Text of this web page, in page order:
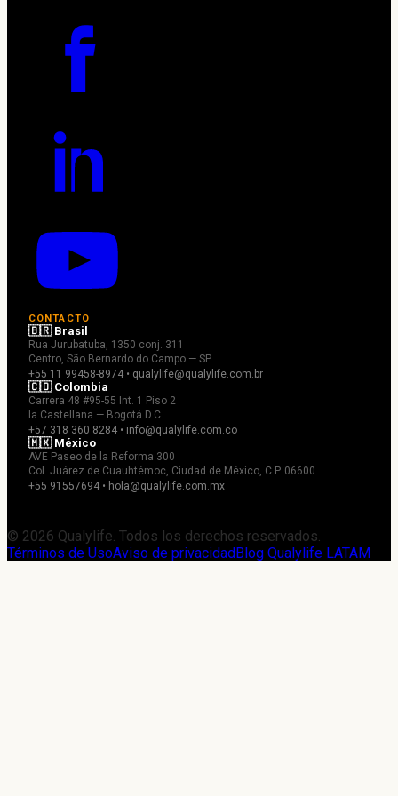
CONTACTO
🇧🇷 Brasil
Rua Jurubatuba, 1350 conj. 311
Centro, São Bernardo do Campo — SP
+55 11 99458-8974 • qualylife@qualylife.com.br
🇨🇴 Colombia
Carrera 48 #95-55 Int. 1 Piso 2
la Castellana — Bogotá D.C.
+57 318 360 8284 • info@qualylife.com.co
🇲🇽 México
AVE Paseo de la Reforma 300
Col. Juárez de Cuauhtémoc, Ciudad de México, C.P. 06600
+55 91557694 • hola@qualylife.com.mx
© 2026 Qualylife. Todos los derechos reservados.
Términos de UsoAviso de privacidad Blog Qualylife LATAM